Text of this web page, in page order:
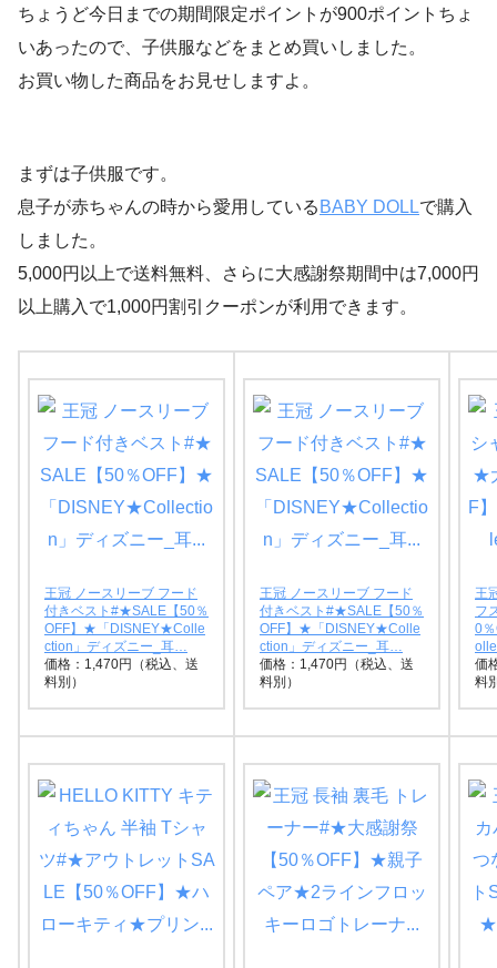
ちょうど今日までの期間限定ポイントが900ポイントちょ
いあったので、子供服などをまとめ買いしました。
お買い物した商品をお見せしますよ。
まずは子供服です。
息子が赤ちゃんの時から愛用している BABY DOLLで購入
しました。
5,000円以上で送料無料、さらに大感謝祭期間中は7,000円
以上購入で1,000円割引クーポンが利用できます。
王冠 ノースリーブ フード
付きベスト#★SALE【50％
OFF】★「DISNEY★Colle
ction」ディズニー_耳…
価格：1,470円（税込、送
料別）
王冠 ノースリーブ フード
付きベスト#★SALE【50％
OFF】★「DISNEY★Colle
ction」ディズニー_耳…
価格：1,470円（税込、送
料別）
王
フ
0
価
料